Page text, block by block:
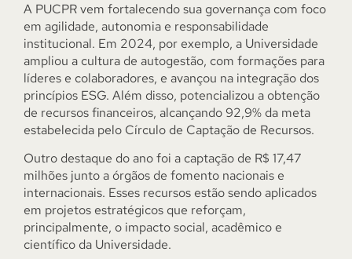
A PUCPR vem fortalecendo sua governança com foco
em agilidade, autonomia e responsabilidade
institucional. Em 2024, por exemplo, a Universidade
ampliou a cultura de autogestão, com formações para
líderes e colaboradores, e avançou na integração dos
princípios ESG. Além disso, potencializou a obtenção
de recursos financeiros, alcançando 92,9% da meta
estabelecida pelo Círculo de Captação de Recursos.
Outro destaque do ano foi a captação de R$ 17,47
milhões junto a órgãos de fomento nacionais e
internacionais. Esses recursos estão sendo aplicados
em projetos estratégicos que reforçam,
principalmente, o impacto social, acadêmico e
científico da Universidade.